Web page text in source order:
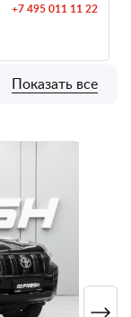
+7 495 011 11 22
Показать все